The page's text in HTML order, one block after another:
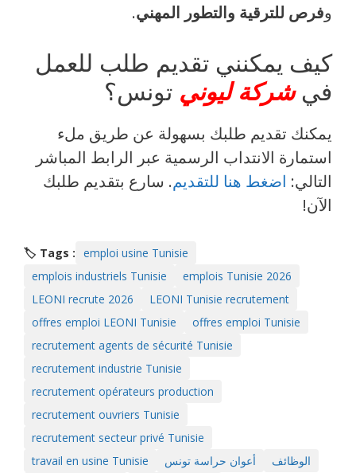
وفرص للترقية والتطور المهني.
كيف يمكنني تقديم طلب للعمل
فيشركة ليوني تونس؟
يمكنك تقديم طلبك بسهولة عن طريق ملء
استمارة الانتداب الرسمية عبر الرابط المباشر
التالي: اضغط هنا للتقديم. سارع بتقديم طلبك
الآن!
🏷️ Tags : emploi usine Tunisie
emplois industriels Tunisie
emplois Tunisie 2026
LEONI recrute 2026
LEONI Tunisie recrutement
offres emploi LEONI Tunisie
offres emploi Tunisie
recrutement agents de sécurité Tunisie
recrutement industrie Tunisie
recrutement opérateurs production
recrutement ouvriers Tunisie
recrutement secteur privé Tunisie
travail en usine Tunisie
أعوان حراسة تونس الوظائف